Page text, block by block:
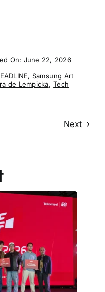
On: June 22, 2026
, Samsung Art
de Lempicka,Tech
Next